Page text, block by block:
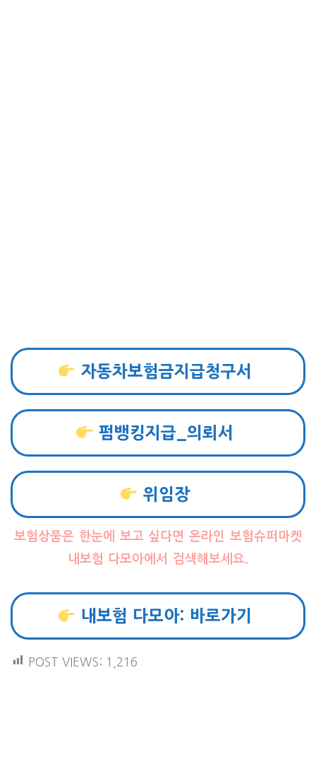
자동차보험금지급청구서
펌뱅킹지급_의뢰서
위임장
보험상품은 한눈에 보고 싶다면 온라인 보험슈퍼마켓
내보험 다모아에서 검색해보세요.
내보험 다모아: 바로가기
POST VIEWS: 1,216